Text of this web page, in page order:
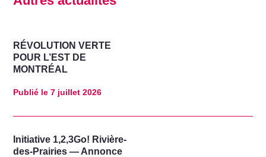
RÉVOLUTION VERTE
POUR L’EST DE
MONTRÉAL
Publié le 7 juillet 2026
Initiative 1,2,3Go! Rivière-
des-Prairies — Annonce